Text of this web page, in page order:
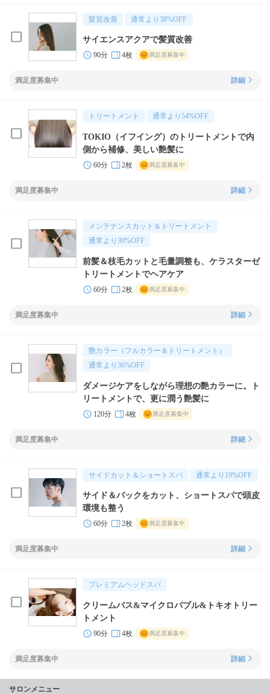
髪質改善 通常より 38%OFF
サイエンスアクアで髪質改善
90分 4枚 満足度募集中
満足度募集中 詳細
トリートメント 通常より 54%OFF
TOKIO（イフイング）のトリートメントで内
側から補修、美しい艶髪に
60分 2枚 満足度募集中
満足度募集中 詳細
メンテナンスカット＆トリートメント
通常より 30%OFF
前髪＆枝毛カットと毛量調整も、ケラスターゼ
トリートメントでヘアケア
60分 2枚 満足度募集中
満足度募集中 詳細
艶カラー（フルカラー＆トリートメント）
通常より 36%OFF
ダメージケアをしながら理想の艶カラーに。ト
リートメントで、更に潤う艶髪に
120分 4枚 満足度募集中
満足度募集中 詳細
サイドカット＆ショートスパ 通常より 19%OFF
サイド＆バックをカット、ショートスパで頭皮
環境も整う
60分 2枚 満足度募集中
満足度募集中 詳細
プレミアムヘッドスパ
クリームバス&マイクロバブル&トキオトリー
トメント
90分 4枚 満足度募集中
満足度募集中 詳細
サロンメニュー